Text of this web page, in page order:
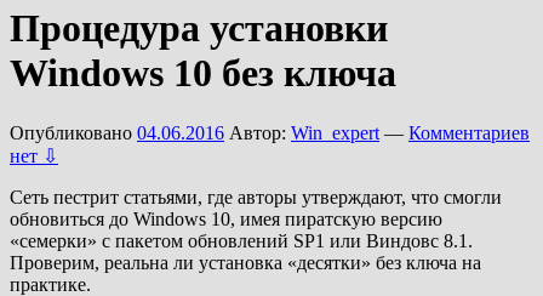
Процедура установки
Windows 10 без ключа
Опубликовано 04.06.2016 Автор: Win_expert — Комментариев
нет ⇩
Сеть пестрит статьями, где авторы утверждают, что смогли
обновиться до Windows 10, имея пиратскую версию
«семерки» с пакетом обновлений SP1 или Виндовс 8.1.
Проверим, реальна ли установка «десятки» без ключа на
практике.